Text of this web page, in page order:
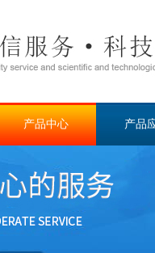
产品中心 产品